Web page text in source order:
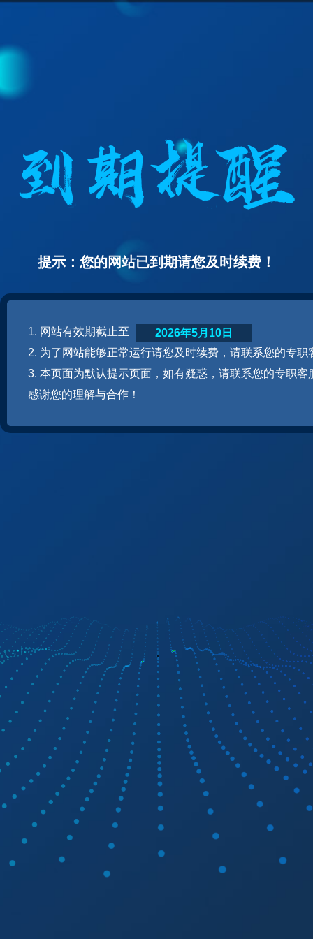
提示：您的网站已到期请您及时续费！
1. 网站有效期截止至
2. 为了网站能够正常运行请您及时续费，请联系您的专职
3. 本页面为默认提示页面，如有疑惑，请联系您的专职客
感谢您的理解与合作！
2026年5月10日